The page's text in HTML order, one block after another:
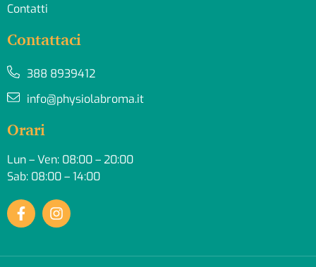
Contatti
Contattaci
388 8939412
info@physiolabroma.it
Orari
Lun – Ven: 08:00 – 20:00
Sab: 08:00 – 14:00